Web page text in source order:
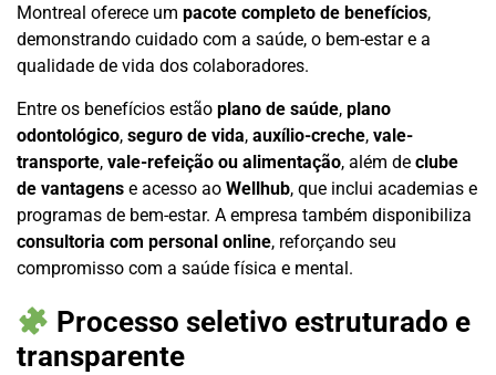
Montreal oferece um pacote completo de benefícios,
demonstrando cuidado com a saúde, o bem-estar e a
qualidade de vida dos colaboradores.
Entre os benefícios estão plano de saúde, plano
odontológico, seguro de vida, auxílio-creche, vale-
transporte, vale-refeição ou alimentação, além de clube
de vantagens e acesso ao Wellhub, que inclui academias e
programas de bem-estar. A empresa também disponibiliza
consultoria com personal online, reforçando seu
compromisso com a saúde física e mental.
Processo seletivo estruturado e
transparente